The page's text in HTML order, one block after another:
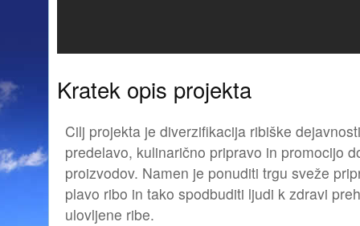
Kratek opis projekta
Cilj projekta je diverzifikacija ribiške
predelavo, kulinarično pripravo in promocijo
proizvodov. Namen je ponuditi trgu sveže
plavo ribo in tako spodbuditi ljudi k zdravi
ulovljene ribe.